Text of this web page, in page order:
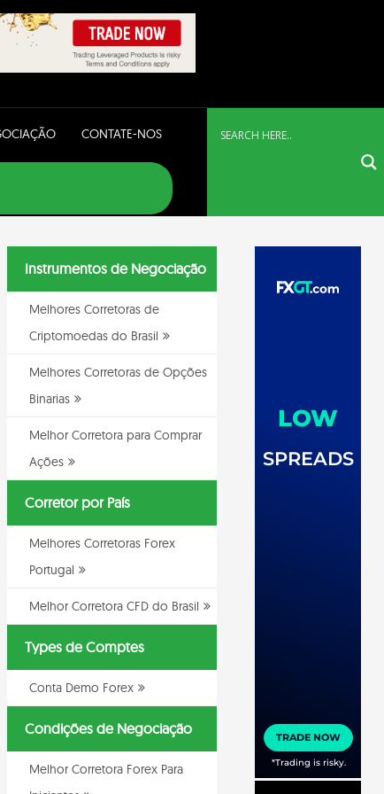
CONTATE-NOS
Instrumentos de Negociação
Melhores Corretoras de
Criptomoedas do Brasil
Melhores Corretoras de Opções
Binarias
Melhor Corretora para Comprar
Ações
Corretor por País
Melhores Corretoras Forex
Portugal
Melhor Corretora CFD do Brasil
Types de Comptes
Conta Demo Forex
Condições de Negociação
Melhor Corretora Forex Para